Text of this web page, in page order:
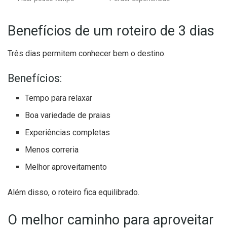
Benefícios de um roteiro de 3 dias
Três dias permitem conhecer bem o destino.
Benefícios:
Tempo para relaxar
Boa variedade de praias
Experiências completas
Menos correria
Melhor aproveitamento
Além disso, o roteiro fica equilibrado.
O melhor caminho para aproveitar